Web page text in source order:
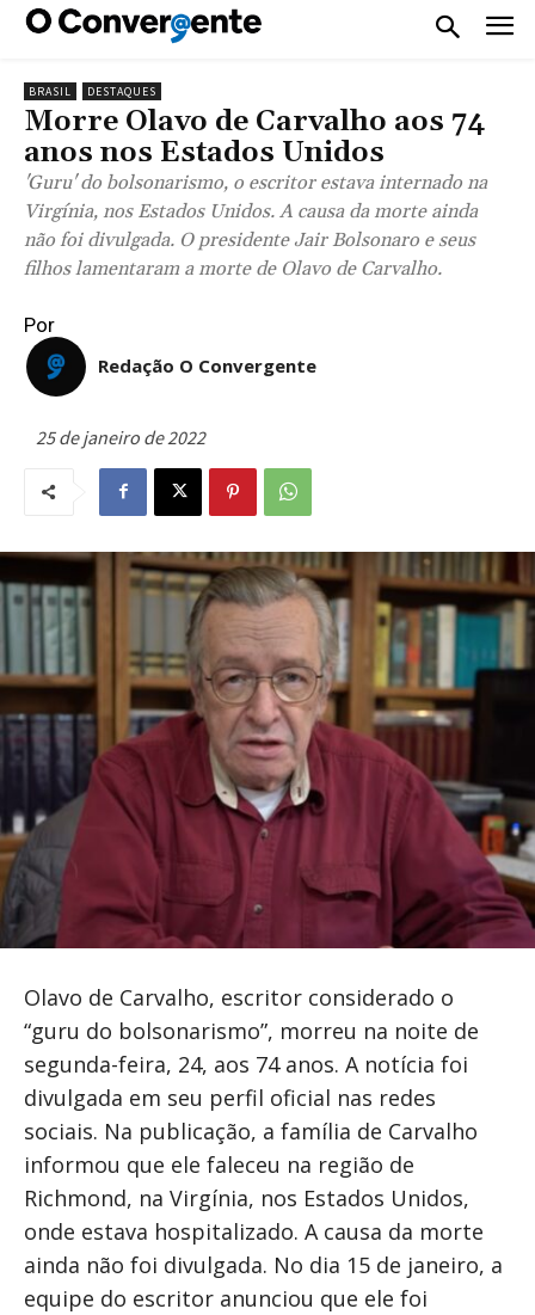
BRASIL DESTAQUES
Morre Olavo de Carvalho aos 74
anos nos Estados Unidos
'Guru' do bolsonarismo, o escritor estava internado na
Virgínia, nos Estados Unidos. A causa da morte ainda
não foi divulgada. O presidente Jair Bolsonaro e seus
filhos lamentaram a morte de Olavo de Carvalho.
Por
Redação O Convergente
25 de janeiro de 2022
Olavo de Carvalho, escritor considerado o
“guru do bolsonarismo”, morreu na noite de
segunda-feira, 24, aos 74 anos. A notícia foi
divulgada em seu perfil oficial nas redes
sociais. Na publicação, a família de Carvalho
informou que ele faleceu na região de
Richmond, na Virgínia, nos Estados Unidos,
onde estava hospitalizado. A causa da morte
ainda não foi divulgada. No dia 15 de janeiro, a
equipe do escritor anunciou que ele foi